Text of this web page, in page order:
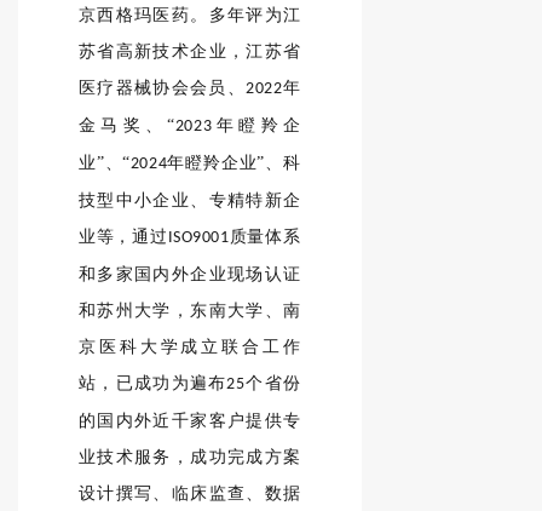
京西格玛医药。多年评为江
苏省高新技术企业，江苏省
医疗器械协会会员、 2022年
金马奖、“2023 年瞪羚企
业”、“2024年瞪羚企业”、科
技型中小企业、专精特新企
业等，通过 ISO9001质量体系
和多家国内外企业现场认证
和苏州大学，东南大学、南
京医科大学成立联合工作
站，已成功为遍布25个省份
的国内外近千家客户提供专
业技术服务，成功完成方案
设计撰写、临床监查、数据